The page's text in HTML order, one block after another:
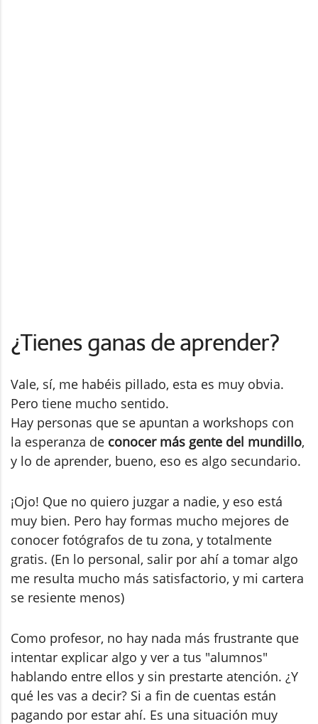
¿Tienes ganas de aprender?
Vale, sí, me habéis pillado, esta es muy obvia.
Pero tiene mucho sentido.
Hay personas que se apuntan a workshops con
la esperanza de conocer más gente del mundillo,
y lo de aprender, bueno, eso es algo secundario.
¡Ojo! Que no quiero juzgar a nadie, y eso está
muy bien. Pero hay formas mucho mejores de
conocer fotógrafos de tu zona, y totalmente
gratis. (En lo personal, salir por ahí a tomar algo
me resulta mucho más satisfactorio, y mi cartera
se resiente menos)
Como profesor, no hay nada más frustrante que
intentar explicar algo y ver a tus "alumnos"
hablando entre ellos y sin prestarte atención. ¿Y
qué les vas a decir? Si a fin de cuentas están
pagando por estar ahí. Es una situación muy